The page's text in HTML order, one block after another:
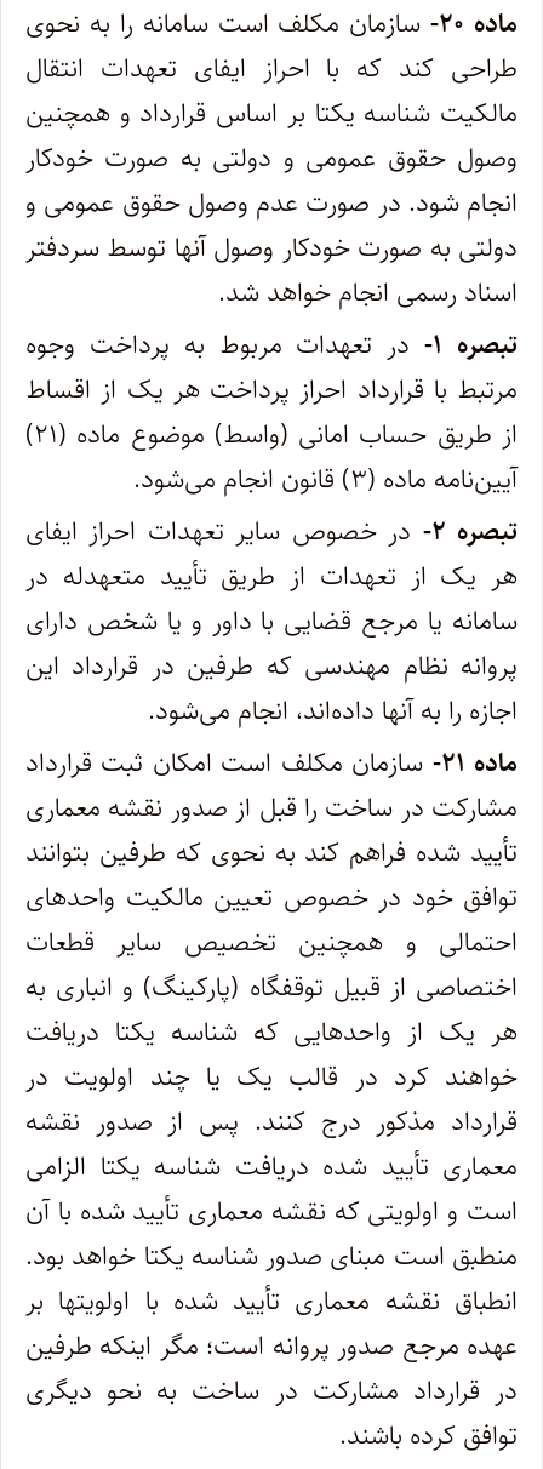
ماده ۲۰-
سازمان مکلف است سامانه را به نحوی
طراحی کند که با احراز ایفای تعهدات انتقال
مالکیت شناسه یکتا بر اساس قرارداد و همچنین
وصول حقوق عمومی و دولتی به صورت خودکار
انجام شود. در صورت عدم وصول حقوق عمومی و
دولتی به صورت خودکار وصول آنها توسط سردفتر
اسناد رسمی انجام خواهد شد.
تبصره ۱-
در تعهدات مربوط به پرداخت وجوه
مرتبط با قرارداد احراز پرداخت هر یک از اقساط
از طریق حساب امانی (واسط) موضوع ماده (۲۱)
آیین‌نامه ماده (۳) قانون انجام می‌شود.
تبصره ۲-
در خصوص سایر تعهدات احراز ایفای
هر یک از تعهدات از طریق تأیید متعهدله در
سامانه یا مرجع قضایی با داور و یا شخص دارای
پروانه نظام مهندسی که طرفین در قرارداد این
اجازه را به آنها داده‌اند، انجام می‌شود.
ماده ۲۱-
سازمان مکلف است امکان ثبت قرارداد
مشارکت در ساخت را قبل از صدور نقشه معماری
تأیید شده فراهم کند به نحوی که طرفین بتوانند
توافق خود در خصوص تعیین مالکیت واحدهای
احتمالی و همچنین تخصیص سایر قطعات
اختصاصی از قبیل توقفگاه (پارکینگ) و انباری به
هر یک از واحدهایی که شناسه یکتا دریافت
خواهند کرد در قالب یک یا چند اولویت در
قرارداد مذکور درج کنند. پس از صدور نقشه
معماری تأیید شده دریافت شناسه یکتا الزامی
است و اولویتی که نقشه معماری تأیید شده با آن
منطبق است مبنای صدور شناسه یکتا خواهد بود.
انطباق نقشه معماری تأیید شده با اولویتها بر
عهده مرجع صدور پروانه است؛ مگر اینکه طرفین
در قرارداد مشارکت در ساخت به نحو دیگری
توافق کرده باشند.